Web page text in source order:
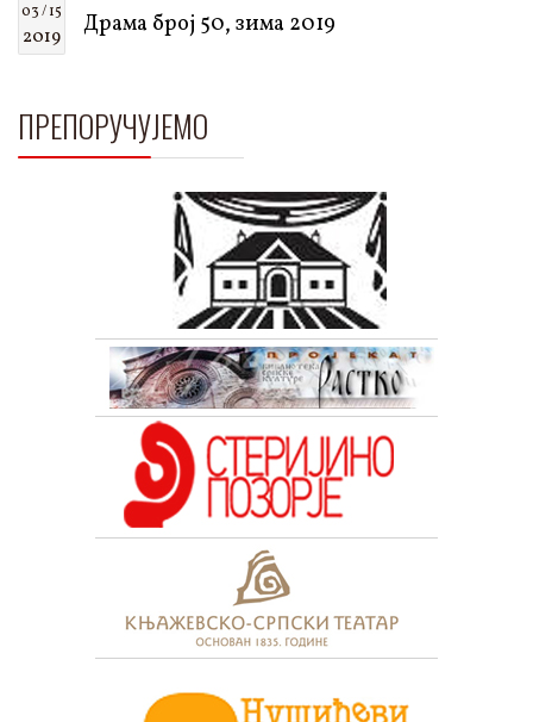
03 / 15
2019 Драма број 50, зима 2019
ПРЕПОРУЧУЈЕМО